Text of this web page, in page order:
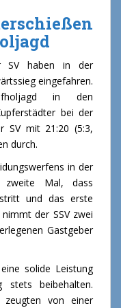
SV haben in der
eingefahren.
in den
bei der
SV mit 21:20 (5:3,
durch.
in der
zweite Mal, dass
und das erste
der SSV zwei
Gastgeber
solide Leistung
stets beibehalten.
zeugten von einer